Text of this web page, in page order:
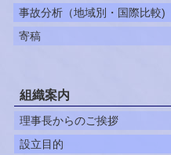
事故分析（地域別・国際比較)
寄稿
組織案内
理事長からのご挨拶
設立目的